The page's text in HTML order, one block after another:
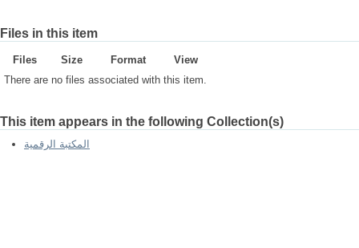
Files in this item
Files Size Format
View
There are no files associated with this item.
This item appears in the following Collection(s)
المكتبة الرقمية